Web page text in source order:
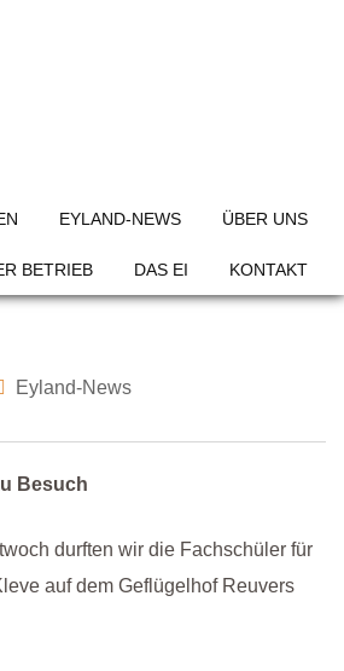
EYLAND-NEWS ÜBER UNS
BETRIEB DAS EI KONTAKT
Eyland-News
Besuch
durften wir die Fachschüler für
auf dem Geflügelhof Reuvers